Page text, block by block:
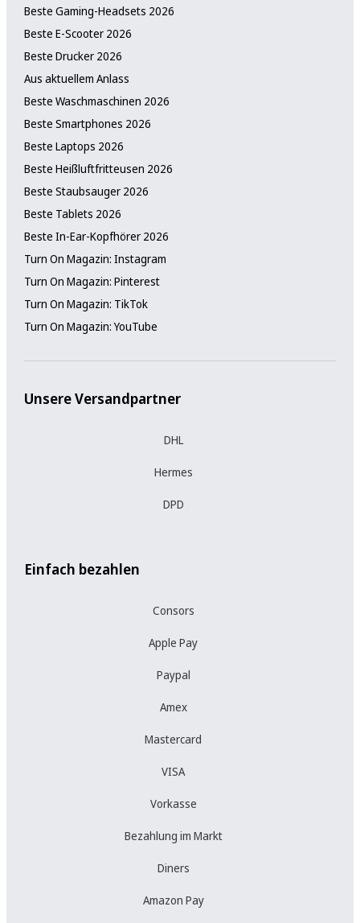
Beste Gaming-Headsets 2026
Beste E-Scooter 2026
Beste Drucker 2026
Aus aktuellem Anlass
Beste Waschmaschinen 2026
Beste Smartphones 2026
Beste Laptops 2026
Beste Heißluftfritteusen 2026
Beste Staubsauger 2026
Beste Tablets 2026
Beste In-Ear-Kopfhörer 2026
Turn On Magazin: Instagram
Turn On Magazin: Pinterest
Turn On Magazin: TikTok
Turn On Magazin: YouTube
Unsere Versandpartner
DHL
Hermes
DPD
Einfach bezahlen
Consors
Apple Pay
Paypal
Amex
Mastercard
VISA
Vorkasse
Bezahlung im Markt
Diners
Amazon Pay